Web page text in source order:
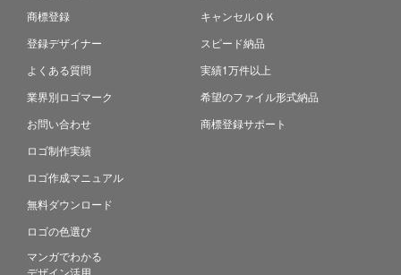
商標登録
登録デザイナー
よくある質問
業界別ロゴマーク
お問い合わせ
ロゴ制作実績
ロゴ作成マニュアル
無料ダウンロード
ロゴの色選び
マンガでわかる
デザイン活用
キャンセルＯＫ
スピード納品
実績1万件以上
希望のファイル形式納品
商標登録サポート